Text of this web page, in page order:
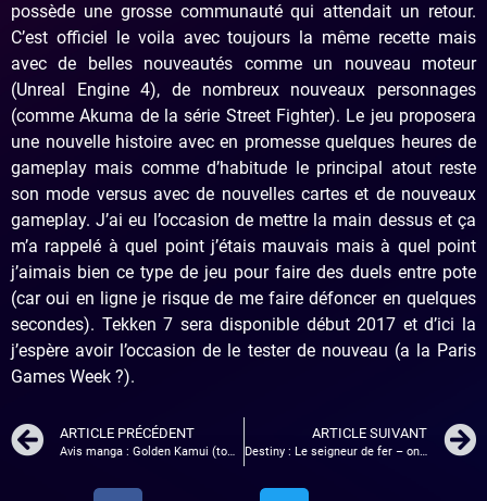
possède une grosse communauté qui attendait un retour.
C’est officiel le voila avec toujours la même recette mais
avec de belles nouveautés comme un nouveau moteur
(Unreal Engine 4), de nombreux nouveaux personnages
(comme Akuma de la série Street Fighter). Le jeu proposera
une nouvelle histoire avec en promesse quelques heures de
gameplay mais comme d’habitude le principal atout reste
son mode versus avec de nouvelles cartes et de nouveaux
gameplay. J’ai eu l’occasion de mettre la main dessus et ça
m’a rappelé à quel point j’étais mauvais mais à quel point
j’aimais bien ce type de jeu pour faire des duels entre pote
(car oui en ligne je risque de me faire défoncer en quelques
secondes). Tekken 7 sera disponible début 2017 et d’ici la
j’espère avoir l’occasion de le tester de nouveau (a la Paris
Games Week ?).
ARTICLE PRÉCÉDENT
Avis manga : Golden Kamui (tome 1)
ARTICLE SUIVANT
Destiny : Le seigneur de fer – on recrute pour le raid!